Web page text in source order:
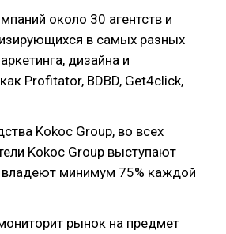
около 30 агентств и
в самых разных
дизайна и
Profitator, BDBD, Get4click,
Kokoc Group, во всех
Kokoc Group выступают
минимум 75% каждой
рынок на предмет